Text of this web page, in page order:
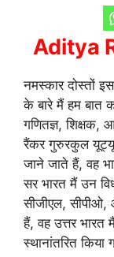
Aditya
नमस्कार दोस्तों
के बारे मैं हम बात
गणितज्ञ, शिक्षक,
रैंकर गुरुरकुल
जाने जाते हैं, वह
सर भारत मैं उन
सीजीएल, सीपीओ,
हैं, वह उत्तर भारत
स्थानांतरित किया